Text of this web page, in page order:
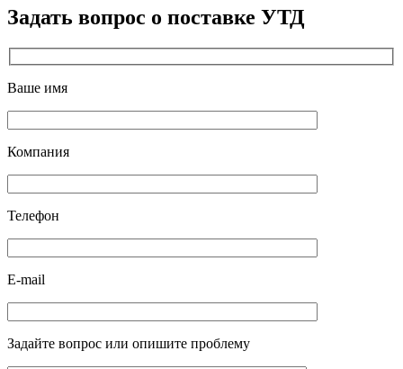
Задать вопрос о поставке УТД
Ваше имя
Компания
Телефон
E-mail
Задайте вопрос или опишите проблему